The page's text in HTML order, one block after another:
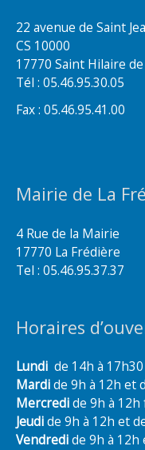
22 avenue de Saint
CS 10000
17770 Saint Hilaire
Tél : 05.46.95.30.05
Fax : 05.46.95.41.00
Mairie de La
4 Rue de la Mairie
17770 La Frédière
Tel : 05.46.95.37.37
Horaires
Lundi de 14h à
Mardide 9h à 12h et
Mercredide 9h à 12h
Jeudide 9h à 12h et
Vendredide 9h à 12h